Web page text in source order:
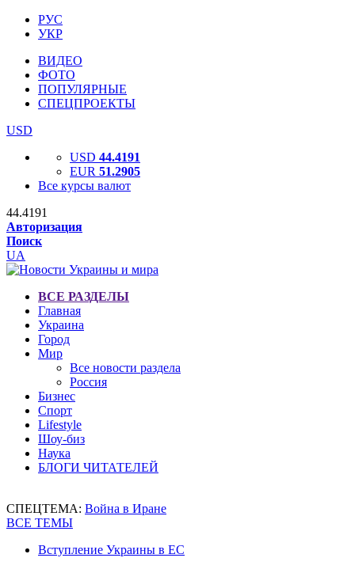
РУС
УКР
ВИДЕО
ФОТО
ПОПУЛЯРНЫЕ
СПЕЦПРОЕКТЫ
USD
USD 44.4191
EUR 51.2905
Все курсы валют
44.4191
Авторизация
Поиск
UA
ВСЕ РАЗДЕЛЫ
Главная
Украина
Город
Мир
Все новости раздела
Россия
Бизнес
Спорт
Lifestyle
Шоу-биз
Наука
БЛОГИ ЧИТАТЕЛЕЙ
СПЕЦТЕМА: Война в Иране
ВСЕ ТЕМЫ
Вступление Украины в ЕС